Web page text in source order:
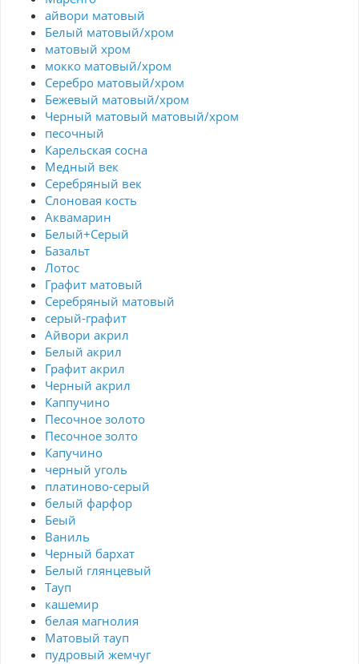
айвори матовый
Белый матовый/хром
матовый хром
мокко матовый/хром
Серебро матовый/хром
Бежевый матовый/хром
Черный матовый матовый/хром
песочный
Карельская сосна
Медный век
Серебряный век
Cлоновая кость
Аквамарин
Белый+Серый
Базальт
Лотос
Графит матовый
Серебряный матовый
серый-графит
Айвори акрил
Белый акрил
Графит акрил
Черный акрил
Каппучино
Песочное золото
Песочное золто
Капучино
черный уголь
платиново-серый
белый фарфор
Беый
Ваниль
Черный бархат
Белый глянцевый
Тауп
кашемир
белая магнолия
Матовый тауп
пудровый жемчуг